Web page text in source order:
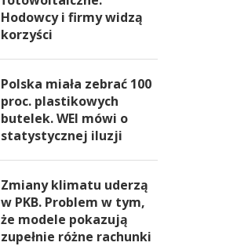
Hodowcy i firmy widzą
korzyści
Polska miała zebrać 100
proc. plastikowych
butelek. WEI mówi o
statystycznej iluzji
Zmiany klimatu uderzą
w PKB. Problem w tym,
że modele pokazują
zupełnie różne rachunki